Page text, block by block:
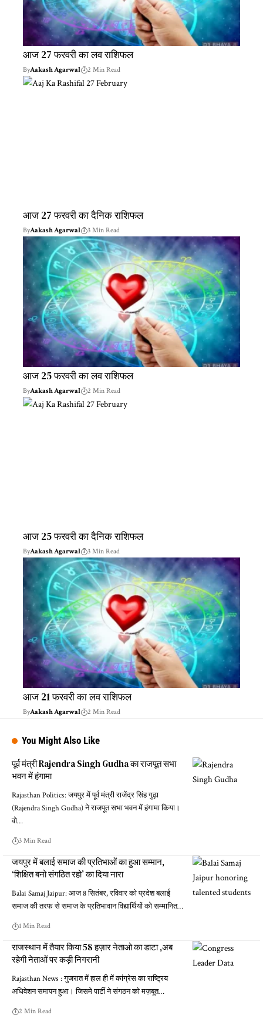
आज 27 फरवरी का लव राशिफल
ByAakash Agarwal 2 Min Read
आज 27 फरवरी का दैनिक राशिफल
ByAakash Agarwal 3 Min Read
आज 25 फरवरी का लव राशिफल
ByAakash Agarwal 2 Min Read
आज 25 फरवरी का दैनिक राशिफल
ByAakash Agarwal 3 Min Read
आज 21 फरवरी का लव राशिफल
ByAakash Agarwal 2 Min Read
You Might Also Like
पूर्व मंत्री Rajendra Singh Gudha का राजपूत सभा
भवन में हंगामा
Rajasthan Politics: जयपुर में पूर्व मंत्री राजेंद्र सिंह गुढ़ा
(Rajendra Singh Gudha) ने राजपूत सभा भवन में हंगामा किया।
वो…
3 Min Read
जयपुर में बलाई समाज की प्रतिभाओं का हुआ सम्मान,
‘शिक्षित बनो संगठित रहो’ का दिया नारा
Balai Samaj Jaipur: आज 8 सितंबर, रविवार को प्रदेश बलाई
समाज की तरफ से समाज के प्रतिभावान विद्यार्थियों को सम्मानित…
1 Min Read
राजस्थान में तैयार किया 58 हज़ार नेताओ का डाटा ,अब
रहेगी नेताओं पर कड़ी निगरानी
Rajasthan News : गुजरात में हाल ही में कांग्रेस का राष्ट्रिय
अधिवेशन समापन हुआ। जिसमे पार्टी ने संगठन को मज़बूत…
2 Min Read